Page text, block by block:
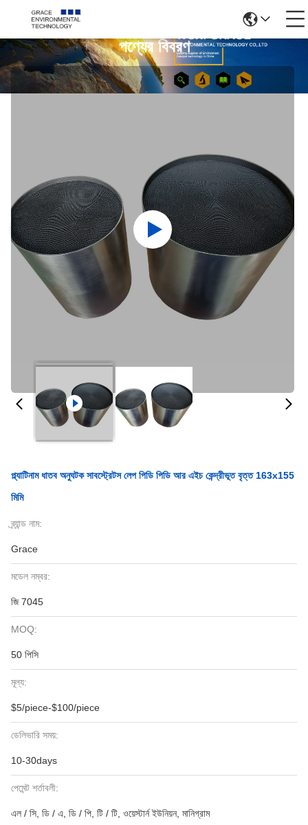
পণ্যের বিবরণ
প্ল্যাটিনাম ধাতব অনুঘটক সাবস্ট্রেটস লেপ পিডি পিডি আর এইচ কেন্দ্রীভূত বৃত্ত 163x155
মিমি
ব্র্যান্ড নাম:
Grace
মডেল নম্বর:
জি 7045
MOQ:
50 পিসি
মূল্য:
$5/piece-$100/piece
ডেলিভারি সময়:
10-30days
পেমেন্ট শর্তাবলী:
এল / সি, ডি / এ, ডি / পি, টি / টি, ওয়েস্টার্ন ইউনিয়ন, মানিগ্রাম